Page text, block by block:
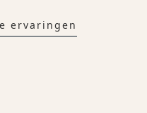
ervaringen